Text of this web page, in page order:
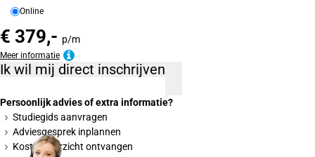
Online
€ 379,- p/m
Meer informatie
Ik wil mij direct inschrijven
Persoonlijk advies of extra informatie?
Studiegids aanvragen
Adviesgesprek inplannen
Kostenoverzicht ontvangen